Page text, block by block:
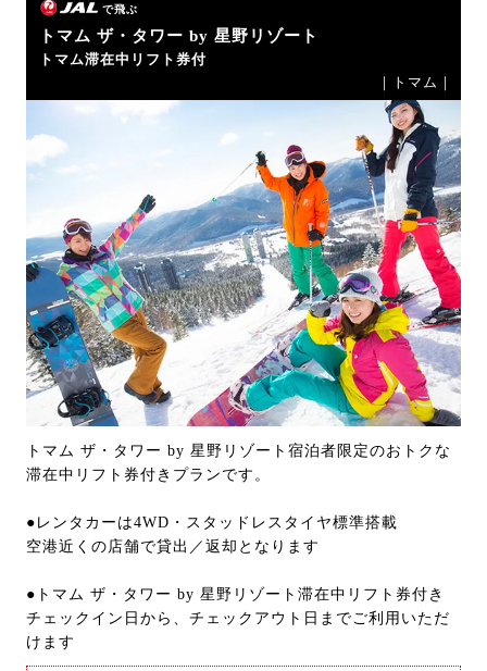
で飛ぶ
トマム ザ・タワー by 星野リゾート
トマム滞在中リフト券付
｜トマム｜
トマム ザ・タワー by 星野リゾート宿泊者限定のおトクな
滞在中リフト券付きプランです。
●レンタカーは4WD・スタッドレスタイヤ標準搭載
空港近くの店舗で貸出／返却となります
●トマム ザ・タワー by 星野リゾート滞在中リフト券付き
チェックイン日から、チェックアウト日までご利用いただ
けます